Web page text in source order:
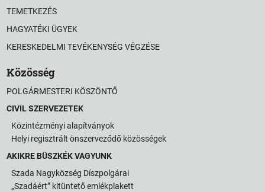
TEMETKEZÉS
HAGYATÉKI ÜGYEK
KERESKEDELMI TEVÉKENYSÉG VÉGZÉSE
Közösség
POLGÁRMESTERI KÖSZÖNTŐ
CIVIL SZERVEZETEK
Közintézményi alapítványok
Helyi regisztrált önszerveződő közösségek
AKIKRE BÜSZKÉK VAGYUNK
Szada Nagyközség Díszpolgárai
„Szadáért” kitüntető emlékplakett